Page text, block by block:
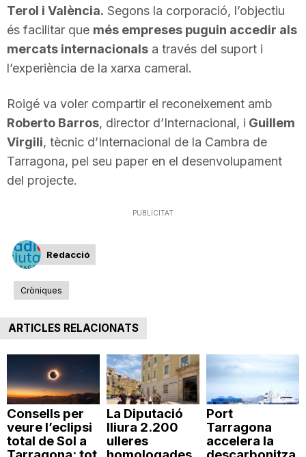
Terol i València. Segons la corporació, l’objectiu
és facilitar que més empreses puguin accedir als
mercats internacionals a través del suport i
l’experiència de la xarxa cameral.
Roigé va voler compartir el reconeixement amb
Roberto Barros, director d’Internacional, i Guillem
Virgili, tècnic d’Internacional de la Cambra de
Tarragona, pel seu paper en el desenvolupament
del projecte.
PUBLICITAT
Redacció
Cròniques
ARTICLES RELACIONATS
Consells per
veure l’eclipsi
total de Sol a
La Diputació
lliura 2.200
ulleres
Port
Tarragona
accelera la